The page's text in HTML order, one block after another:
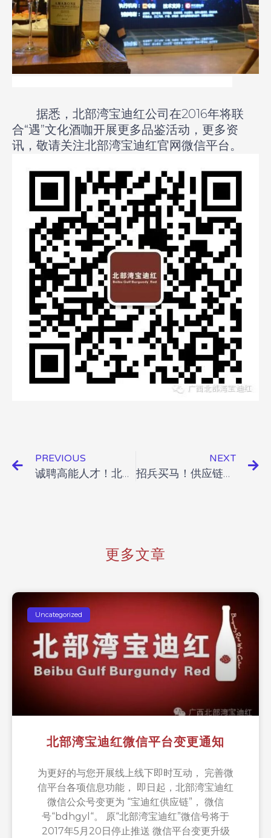
据悉，北部湾宝迪红公司在2016年将联
合“遇”文化酒咖开展更多品鉴活动，更多资
讯，敬请关注北部湾宝迪红官网微信平台。
PREVIOUS
诚聘高能人才！北部湾宝迪红大家庭期待您的加入！
NEXT
招兵买马！供应链人才看过来！
更多文章
Uncategorized
北部湾宝迪红微信平台变更通知
为更好的与您开展线上线下即时互动， 完善微
信平台各项信息功能， 即日起，北部湾宝迪红
微信公众号变更为 “宝迪红供应链”， 微信
号“bdhgyl“。 原“北部湾宝迪红”微信号将于
2017年5月20日停止推送 微信平台变更升级